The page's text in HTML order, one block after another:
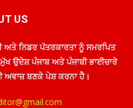
US
ਨਿਡਰ ਪੱਤਰਕਾਰਤਾ ਨੂੰ ਸਮਰਪਿਤ
ਉਦੇਸ਼ ਪੰਜਾਬ ਅਤੇ ਪੰਜਾਬੀ ਭਾਈਚਾਰੇ
ਅਵਾਜ਼ ਬਣਕੇ ਪੇਸ਼ ਕਰਨਾ ਹੈ।